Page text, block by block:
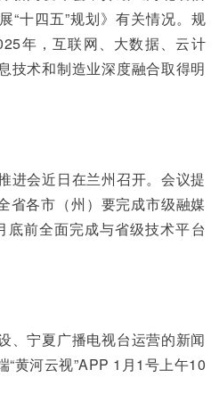
“十四五”规划》有关情况。规
年，互联网、大数据、云计
技术和制造业深度融合取得明
进会近日在兰州召开。会议提
省各市（州）要完成市级融媒
底前全面完成与省级技术平台
、宁夏广播电视台运营的新闻
“黄河云视”APP 1月1号上午10